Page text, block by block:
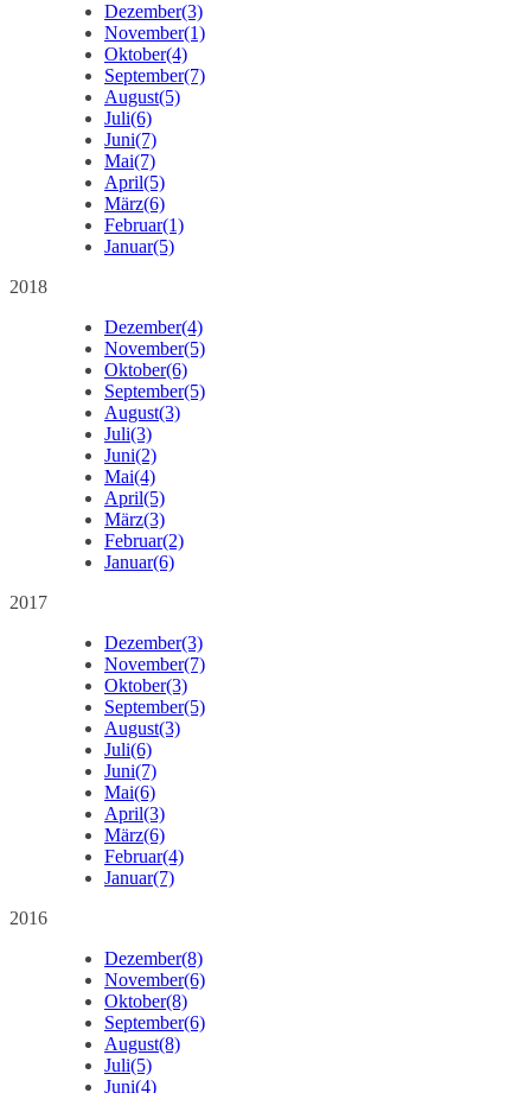
Dezember(3)
November(1)
Oktober(4)
September(7)
August(5)
Juli(6)
Juni(7)
Mai(7)
April(5)
März(6)
Februar(1)
Januar(5)
2018
Dezember(4)
November(5)
Oktober(6)
September(5)
August(3)
Juli(3)
Juni(2)
Mai(4)
April(5)
März(3)
Februar(2)
Januar(6)
2017
Dezember(3)
November(7)
Oktober(3)
September(5)
August(3)
Juli(6)
Juni(7)
Mai(6)
April(3)
März(6)
Februar(4)
Januar(7)
2016
Dezember(8)
November(6)
Oktober(8)
September(6)
August(8)
Juli(5)
Juni(4)